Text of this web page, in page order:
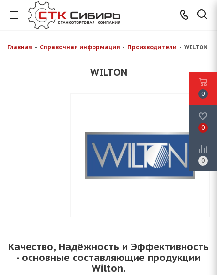
Главная - Справочная информация - Производители - WILTON
WILTON
Качество, Надёжность и Эффективность
- основные составляющие продукции
Wilton.
0
0
0